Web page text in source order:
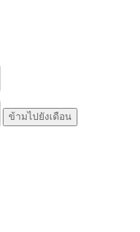
ข้ามไปยังเดือน